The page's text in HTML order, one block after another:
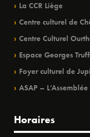
La CCR Liège
Centre culturel de
Centre Culturel
Espace Georges
Foyer culturel de
ASAP –
Horaires